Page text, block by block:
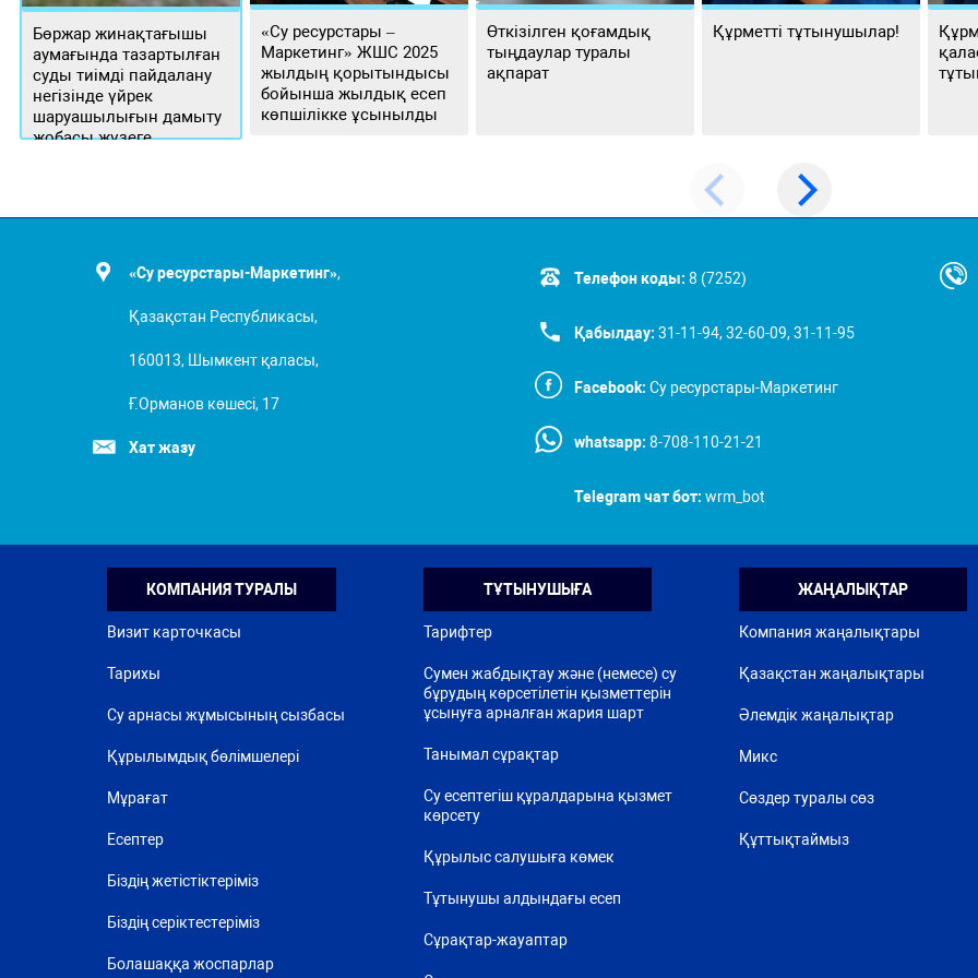
Бөржар жинақтағышы
аумағында тазартылған
суды тиімді пайдалану
негізінде үйрек
шаруашылығын дамыту
жобасы жүзеге
«Су ресурстары –
Маркетинг» ЖШС 2025
жылдың қорытындысы
бойынша жылдық есеп
көпшілікке ұсынылды
Өткізілген қоғамдық
тыңдаулар туралы
ақпарат
Құрметті тұтынушылар!
«Су ресурстары-Маркетинг»,
Қазақстан Республикасы,
160013, Шымкент қаласы,
Ғ.Орманов көшесі, 17
Хат жазу
Телефон коды: 8 (7252)
Қабылдау: 31-11-94, 32-60-09, 31-11-95
Facebook: Су ресурстары-Маркетинг
whatsapp: 8-708-110-21-21
Telegram чат бот: wrm_bot
КОМПАНИЯ ТУРАЛЫ
Визит карточкасы
Тарихы
Су арнасы жұмысының сызбасы
Құрылымдық бөлімшелері
Мұрағат
Есептер
Біздің жетістіктеріміз
Біздің серіктестеріміз
Болашаққа жоспарлар
ТҰТЫНУШЫҒА
Тарифтер
Сумен жабдықтау және (немесе) су
бұрудың көрсетілетін қызметтерін
ұсынуға арналған жария шарт
Танымал сұрақтар
Су есептегіш құралдарына қызмет
көрсету
Құрылыс салушыға көмек
Тұтынушы алдындағы есеп
Сұрақтар-жауаптар
ЖАҢАЛЫҚТАР
Компания жаңалықтары
Қазақстан жаңалықтары
Әлемдік жаңалықтар
Микс
Сөздер туралы сөз
Құттықтаймыз